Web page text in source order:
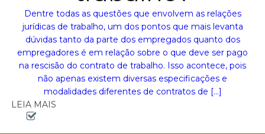
Dentre todas as questões que envolvem as relações
jurídicas de trabalho, um dos pontos que mais levanta
dúvidas tanto da parte dos empregados quanto dos
empregadores é em relação sobre o que deve ser pago
na rescisão do contrato de trabalho. Isso acontece, pois
não apenas existem diversas especificações e
modalidades diferentes de contratos de […]
LEIA MAIS